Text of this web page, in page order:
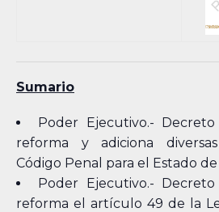
Sumario
Poder Ejecutivo.-
reforma y adiciona
Código Penal para el Estado
Poder Ejecutivo.-
reforma el artículo 49 de la